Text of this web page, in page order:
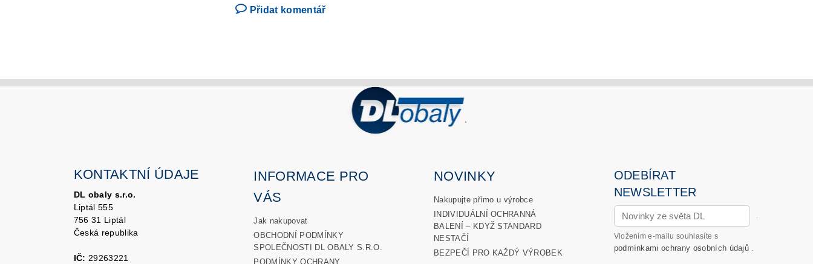
Přidat komentář
KONTAKTNÍ ÚDAJE
DL obaly s.r.o.
Liptál 555
756 31 Liptál
Česká republika
IČ: 29263221
INFORMACE PRO
VÁS
Jak nakupovat
OBCHODNÍ PODMÍNKY
SPOLEČNOSTI DL OBALY S.R.O.
PODMÍNKY OCHRANY
NOVINKY
Nakupujte přímo u výrobce
INDIVIDUÁLNÍ OCHRANNÁ
BALENÍ – KDYŽ STANDARD
NESTAČÍ
BEZPEČÍ PRO KAŽDÝ VÝROBEK
ODEBÍRAT
NEWSLETTER
→
Vložením e-mailu souhlasíte s
podmínkami ochrany osobních údajů .